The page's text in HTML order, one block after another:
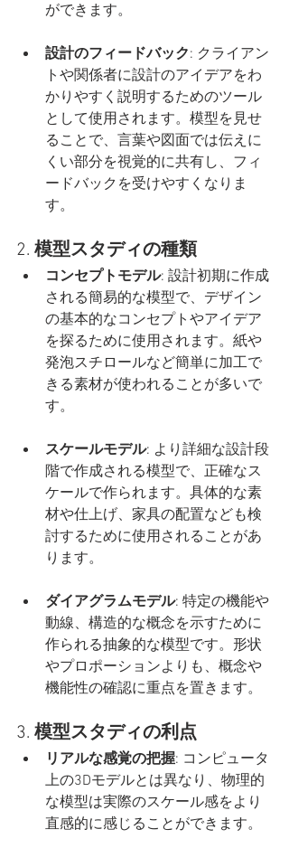
ができます。
設計のフィードバック: クライアン
トや関係者に設計のアイデアをわ
かりやすく説明するためのツール
として使用されます。模型を見せ
ることで、言葉や図面では伝えに
くい部分を視覚的に共有し、フィ
ードバックを受けやすくなりま
す。
2. 模型スタディの種類
コンセプトモデル: 設計初期に作成
される簡易的な模型で、デザイン
の基本的なコンセプトやアイデア
を探るために使用されます。紙や
発泡スチロールなど簡単に加工で
きる素材が使われることが多いで
す。
スケールモデル: より詳細な設計段
階で作成される模型で、正確なス
ケールで作られます。具体的な素
材や仕上げ、家具の配置なども検
討するために使用されることがあ
ります。
ダイアグラムモデル: 特定の機能や
動線、構造的な概念を示すために
作られる抽象的な模型です。形状
やプロポーションよりも、概念や
機能性の確認に重点を置きます。
3. 模型スタディの利点
リアルな感覚の把握: コンピュータ
上の3Dモデルとは異なり、物理的
な模型は実際のスケール感をより
直感的に感じることができます。